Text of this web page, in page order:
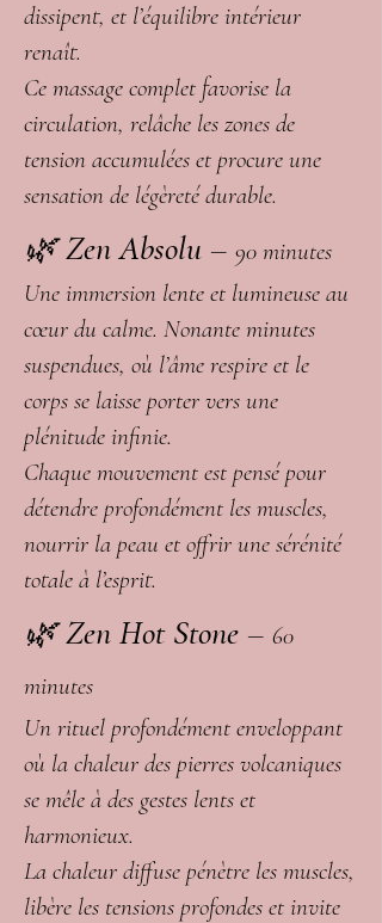
dissipent, et l’équilibre intérieur
renaît.
Ce massage complet favorise la
circulation, relâche les zones de
tension accumulées et procure une
sensation de légèreté durable.
🌿Zen Absolu – 90 minutes
Une immersion lente et lumineuse au
cœur du calme. Nonante minutes
suspendues, où l’âme respire et le
corps se laisse porter vers une
plénitude infinie.
Chaque mouvement est pensé pour
détendre profondément les muscles,
nourrir la peau et offrir une sérénité
totale à l’esprit.
🌿Zen Hot Stone – 60
minutes
Un rituel profondément enveloppant
où la chaleur des pierres volcaniques
se mêle à des gestes lents et
harmonieux.
La chaleur diffuse pénètre les muscles,
libère les tensions profondes et invite